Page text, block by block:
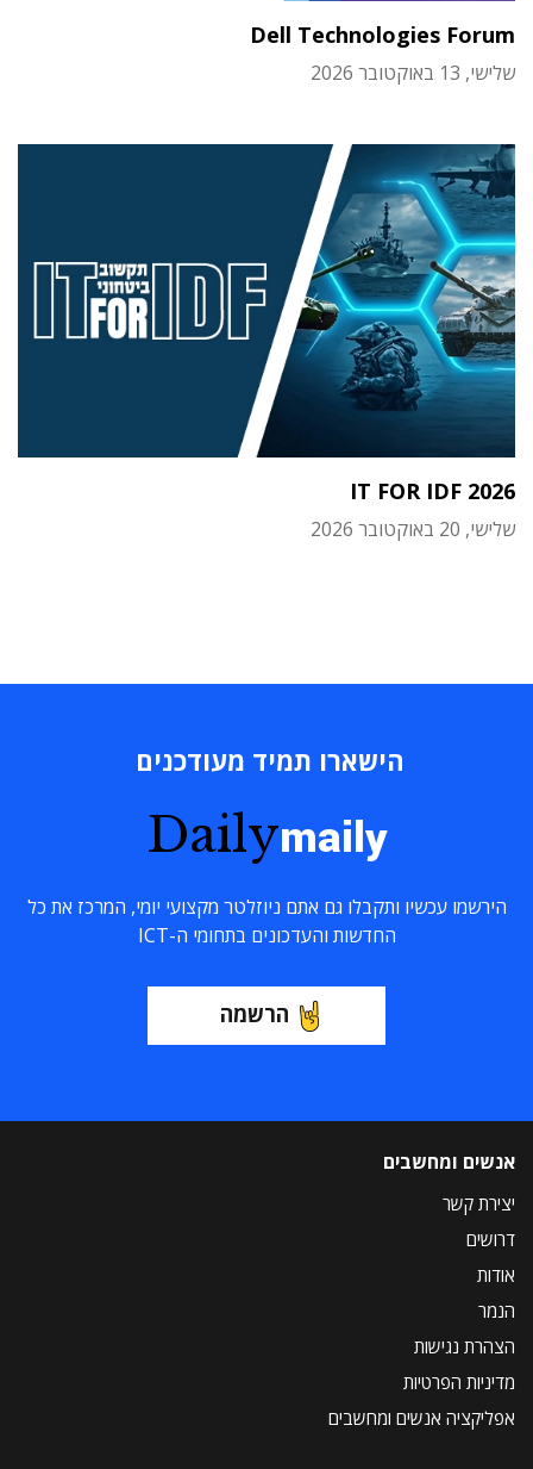
Dell Technologies Forum
שלישי, 13 באוקטובר 2026
IT FOR IDF 2026
שלישי, 20 באוקטובר 2026
הישארו תמיד מעודכנים
Dailymaily
הירשמו עכשיו ותקבלו גם אתם ניוזלטר מקצועי יומי, המרכז את כל
החדשות והעדכונים בתחומי ה-ICT
הרשמה
אנשים ומחשבים
יצירת קשר
דרושים
אודות
הנמר
הצהרת נגישות
מדיניות הפרטיות
אפליקציה אנשים ומחשבים